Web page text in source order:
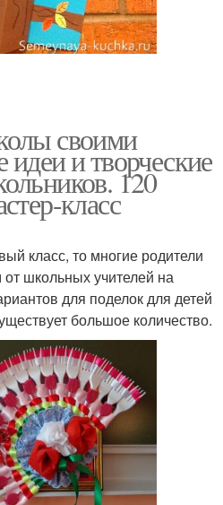
своими
и творческие
120
класс
класс, то многие родители
школьных учителей на
для поделок для детей
большое количество.